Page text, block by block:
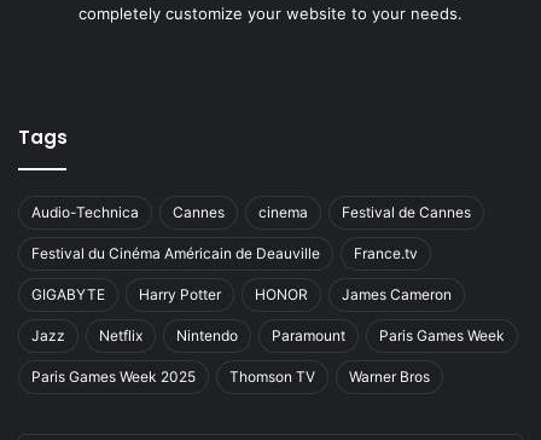
completely customize your website to your needs.
Tags
Audio-Technica Cannes cinema Festival de Cannes
Festival du Cinéma Américain de Deauville France.tv
GIGABYTE Harry Potter HONOR James Cameron
Jazz Netflix Nintendo Paramount Paris Games Week
Paris Games Week 2025 Thomson TV Warner Bros